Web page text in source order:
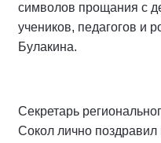
символов прощания с
учеников, педагогов и
Булакина.
Секретарь
Сокол лично поздравил